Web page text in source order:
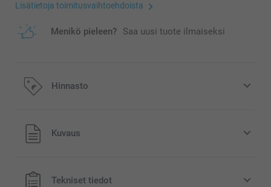
Lisätietoja toimitusvaihtoehdoista
Menikö pieleen? Saa uusi tuote ilmaiseksi
Hinnasto
Kaikki hinnat ovat euroina, sisältävät arvonlisäveron ja
eivät sisällä postikuluja.
Kuvaus
Tekniset tiedot